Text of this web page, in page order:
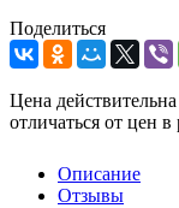
Поделиться
Цена
отличаться от цен
Описание
Отзывы